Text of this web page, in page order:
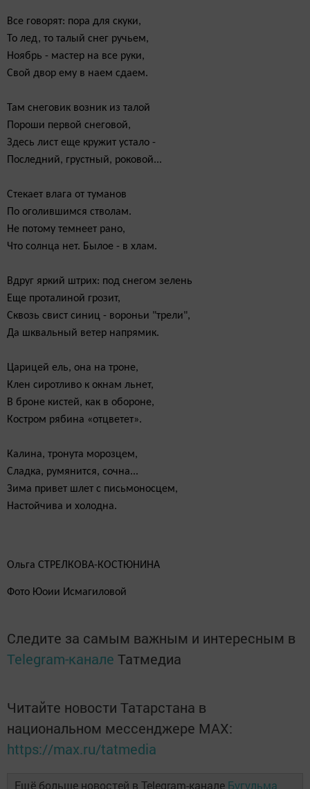
Все говорят: пора для скуки,
То лед, то талый снег ручьем,
Ноябрь - мастер на все руки,
Свой двор ему в наем сдаем.
Там снеговик возник из талой
Пороши первой снеговой,
Здесь лист еще кружит устало -
Последний, грустный, роковой...
Стекает влага от туманов
По оголившимся стволам.
Не потому темнеет рано,
Что солнца нет. Былое - в хлам.
Вдруг яркий штрих: под снегом зелень
Еще проталиной грозит,
Сквозь свист синиц - вороньи "трели",
Да шквальный ветер напрямик.
Царицей ель, она на троне,
Клен сиротливо к окнам льнет,
В броне кистей, как в обороне,
Костром рябина «отцветет».
Калина, тронута морозцем,
Сладка, румянится, сочна...
Зима привет шлет с письмоносцем,
Настойчива и холодна.
Ольга СТРЕЛКОВА-КОСТЮНИНА
Фото Юоии Исмагиловой
Следите за самым важным и интересным в
Telegram-канале Татмедиа
Читайте новости Татарстана в
национальном мессенджере MАХ:
https://max.ru/tatmedia
Ещё больше новостей в Telegram-канале Бугульма